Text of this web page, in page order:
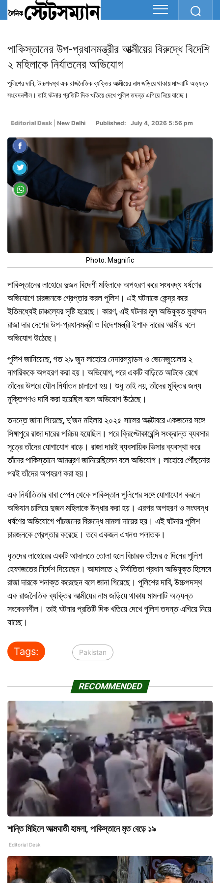
পাকিস্তানের উপ-প্রধানমন্ত্রীর আত্মীয়ের বিরুদ্ধে বিদেশি
২ মহিলাকে নির্যাতনের অভিযোগ
পুলিশের দাবি, উচ্চপদস্থ এক রাজনৈতিক ব্যক্তির আত্মীয়ের নাম জড়িয়ে থাকায় মামলাটি অত্যন্ত
সংবেদনশীল। তাই ঘটনার প্রতিটি দিক খতিয়ে দেখে পুলিশ তদন্ত এগিয়ে নিয়ে যাচ্ছে।
Editorial Desk New Delhi Published: July 4, 2026 5:56 pm
Photo: Magnific
পাকিস্তানের লাহোরে দুজন বিদেশী মহিলাকে অপহরণ করে সংঘবদ্ধ ধর্ষণের
অভিযোগে চারজনকে গ্রেপ্তার করল পুলিশ। এই ঘটনাকে কেন্দ্র করে
ইতিমধ্যেই চাঞ্চল্যের সৃষ্টি হয়েছে। কারণ, এই ঘটনার মূল অভিযুক্ত মুহাম্মদ
রাজা দার দেশের উপ-প্রধানমন্ত্রী ও বিদেশমন্ত্রী ইশাক দারের আত্মীয় বলে
অভিযোগ উঠেছে।
পুলিশ জানিয়েছে, গত ২৯ জুন লাহোরে নেদারল্যান্ডস ও ভেনেজুয়েলার ২
নাগরিককে অপহরণ করা হয়। অভিযোগ, পরে একটি বাড়িতে আটকে রেখে
তাঁদের উপরে যৌন নির্যাতন চালানো হয়। শুধু তাই নয়, তাঁদের মুক্তির জন্য
মুক্তিপণও দাবি করা হয়েছিল বলে অভিযোগ উঠেছে।
তদন্তে জানা গিয়েছে, দু’জন মহিলার ২০২৫ সালের অক্টোবরে একজনের সঙ্গে
সিঙ্গাপুরে রাজা দারের পরিচয় হয়েছিল। পরে ক্রিপ্টোকারেন্সি সংক্রান্ত ব্যবসার
সূত্রে তাঁদের যোগাযোগ বাড়ে। রাজা দারই ব্যবসায়িক ভিসার ব্যবস্থা করে
তাঁদের পাকিস্তানে আমন্ত্রণ জানিয়েছিলেন বলে অভিযোগ। লাহোরে পৌঁছনোর
পরই তাঁদের অপহরণ করা হয়।
এক নির্যাতিতার বাবা স্পেন থেকে পাকিস্তান পুলিশের সঙ্গে যোগাযোগ করলে
অভিযান চালিয়ে দুজন মহিলাকে উদ্ধার করা হয়। এরপর অপহরণ ও সংঘবদ্ধ
ধর্ষণের অভিযোগে পাঁচজনের বিরুদ্ধে মামলা দায়ের হয়। এই ঘটনায় পুলিশ
চারজনকে গ্রেপ্তার করেছে। তবে একজন এখনও পলাতক।
ধৃতদের লাহোরের একটি আদালতে তোলা হলে বিচারক তাঁদের ৫ দিনের পুলিশ
হেফাজতের নির্দেশ দিয়েছেন। আদালতে ২ নির্যাতিতা প্রধান অভিযুক্ত হিসেবে
রাজা দারকে শনাক্ত করেছেন বলে জানা গিয়েছে। পুলিশের দাবি, উচ্চপদস্থ
এক রাজনৈতিক ব্যক্তির আত্মীয়ের নাম জড়িয়ে থাকায় মামলাটি অত্যন্ত
সংবেদনশীল। তাই ঘটনার প্রতিটি দিক খতিয়ে দেখে পুলিশ তদন্ত এগিয়ে নিয়ে
যাচ্ছে।
Tags: Pakistan
RECOMMENDED
শান্তি মিছিলে আত্মঘাতী হামলা, পাকিস্তানে মৃত বেড়ে ১৯
Editorial Desk